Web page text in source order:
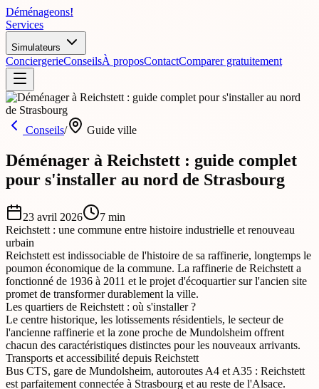
Déménageons!
Services
Simulateurs
ConciergerieConseilsÀ proposContactComparer gratuitement
Conseils/ Guide ville
Déménager à Reichstett : guide complet
pour s'installer au nord de Strasbourg
23 avril 2026 7 min
Reichstett : une commune entre histoire industrielle et renouveau
urbain
Reichstett est indissociable de l'histoire de sa raffinerie, longtemps le
poumon économique de la commune. La raffinerie de Reichstett a
fonctionné de 1936 à 2011 et le projet d'écoquartier sur l'ancien site
promet de transformer durablement la ville.
Les quartiers de Reichstett : où s'installer ?
Le centre historique, les lotissements résidentiels, le secteur de
l'ancienne raffinerie et la zone proche de Mundolsheim offrent
chacun des caractéristiques distinctes pour les nouveaux arrivants.
Transports et accessibilité depuis Reichstett
Bus CTS, gare de Mundolsheim, autoroutes A4 et A35 : Reichstett
est parfaitement connectée à Strasbourg et au reste de l'Alsace.